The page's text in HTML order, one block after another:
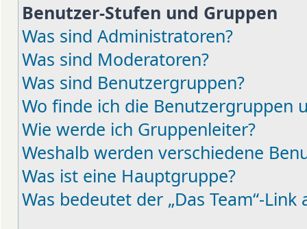
Benutzer-Stufen und Gruppen
Was sind Administratoren?
Was sind Moderatoren?
Was sind Benutzergruppen?
Wo finde ich die Benutzergruppen
Wie werde ich Gruppenleiter?
Weshalb werden verschiedene
Was ist eine Hauptgruppe?
Was bedeutet der „Das Team“-